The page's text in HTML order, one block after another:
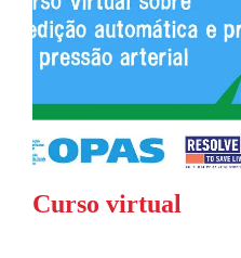
Curso virtual